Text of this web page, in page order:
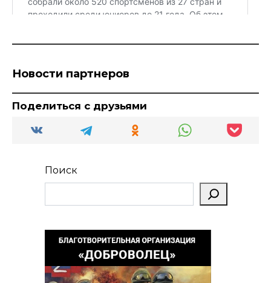
Новости партнеров
Поделиться с друзьями
Поиск